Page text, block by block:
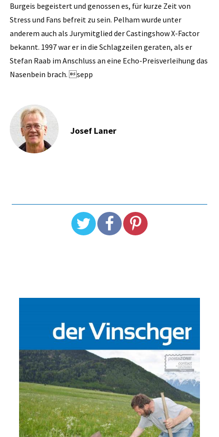
Burgeis begeistert und genossen es, für kurze Zeit von
Stress und Fans befreit zu sein. Pelham wurde unter
anderem auch als Jurymitglied der ­Castingshow X-Factor
bekannt. 1997 war er in die Schlagzeilen geraten, als er
Stefan Raab im Anschluss an eine Echo-Preisverleihung das
Nasenbein brach. sepp
Josef Laner